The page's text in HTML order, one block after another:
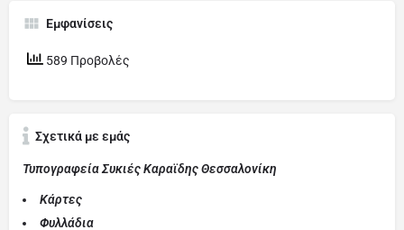
Εμφανίσεις
589 Προβολές
Σχετικά με εμάς
Τυπογραφεία Συκιές Καραϊδης Θεσσαλονίκη
Κάρτες
Φυλλάδια